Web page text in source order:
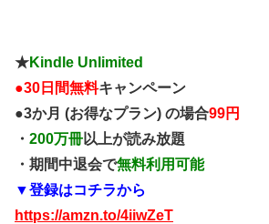
★Kindle Unlimited
●30日間無料キャンペーン
●3か月 (お得なプラン) の場合99円
・ 200万冊以上が読み放題
・期間中退会で無料利用可能
▼登録はコチラから
https://amzn.to/4iiwZeT